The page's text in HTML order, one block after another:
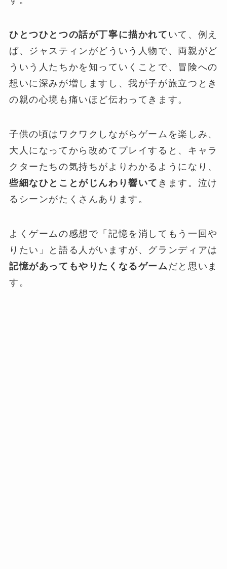
ひとつひとつの話が丁寧に描かれて いて、例え
ば、ジャスティンがどういう人物で、両親がど
ういう人たちかを知っていくことで、冒険への
想いに深みが増しますし、我が子が旅立つとき
の親の心境も痛いほど伝わってきます。
子供の頃はワクワクしながらゲームを楽しみ、
大人になってから改めてプレイすると、キャラ
クターたちの気持ちがよりわかるようになり、
些細なひとことがじんわり響いて きます。泣け
るシーンがたくさんあります。
よくゲームの感想で「記憶を消してもう一回や
りたい」と語る人がいますが、グランディアは
記憶があってもやりたくなるゲーム だと思いま
す。